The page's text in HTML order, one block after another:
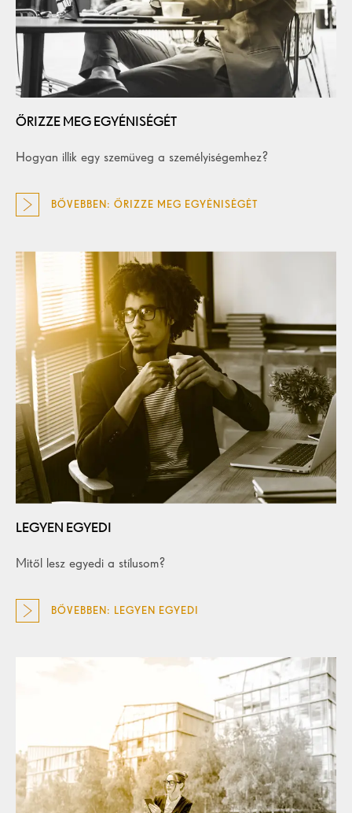
ŐRIZZE MEG EGYÉNISÉGÉT
Hogyan illik egy szemüveg a személyiségemhez?
BŐVEBBEN: ŐRIZZE MEG EGYÉNISÉGÉT
LEGYEN EGYEDI
Mitől lesz egyedi a stílusom?
BŐVEBBEN: LEGYEN EGYEDI